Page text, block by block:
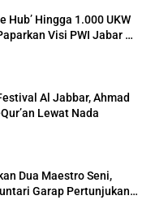
Hub’ Hingga 1.000 UKW
Visi PWI Jabar di
Al Jabbar, Ahmad
Lewat Nada
Dua Maestro Seni,
Garap Pertunjukan